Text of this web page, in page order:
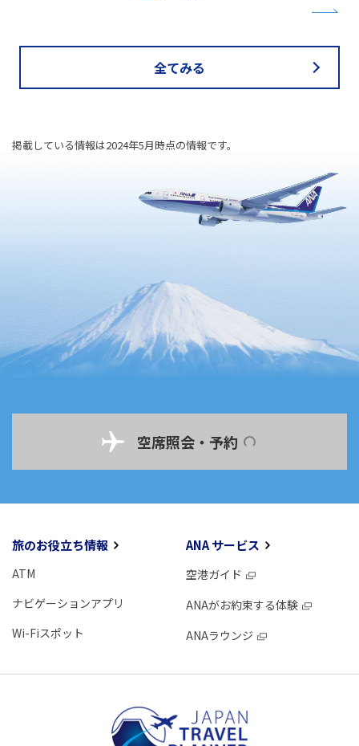
全てみる
掲載している情報は2024年5月時点の情報です。
空席照会・予約
旅のお役立ち情報
ATM
ナビゲーションアプリ
Wi-Fiスポット
ANA サービス
空港ガイド
ANAがお約束する体験
ANAラウンジ